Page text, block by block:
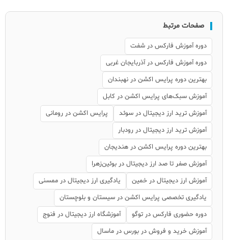
صفحات مرتبط
دوره آموزش فارکس در شفت
دوره آموزش فارکس در آذربایجان غربی
بهترین دوره پرایس اکشن در نهبندان
آموزش سبک‌های پرایس اکشن در کابل
آموزش ترید ارز دیجیتال در سوئد
پرایس اکشن در رومانی
آموزش ترید ارز دیجیتال در رودبار
بهترین دوره پرایس اکشن در هندیجان
آموزش صفر تا صد ارز دیجیتال در بوئین‌زهرا
آموزش ارز دیجیتال در خمین
یادگیری ارز دیجیتال در ممسنی
یادگیری تخصصی پرایس اکشن در سیستان و بلوچستان
دوره حضوری فارکس در توگو
آموزشگاه ارز دیجیتال در فنوج
آموزش خرید و فروش در بورس در ماسال